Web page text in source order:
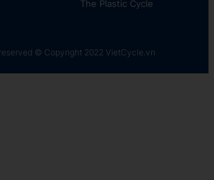
The Plastic Cycle​
© Copyright 2022 VietCycle.vn